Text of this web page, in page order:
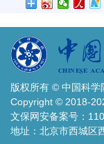
版权所有 © 中国科学
Copyright © 2018-
文保网安备案号：
地址：北京市西城区